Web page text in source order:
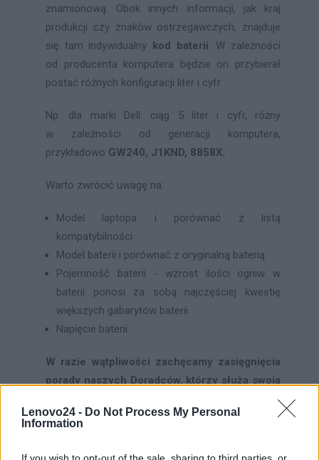
Lenovo24 - Do Not Process My Personal
Information
znamionową. Obok innych informacji, jak kraj
produkcji czy znaków ostrzegawczych, znajduje
się tam indywidualny
kod baterii. W zależności
od producenta komputera będzie on przybierał
postać różnych konfiguracji liter i cyfr.
Np. dla marki Dell : ciąg 5 liter i cyfr, różny
w zależności od generacji komputera,
przykładowo GW240, J1KND, 8858X;
Warto zwrócić uwagę na:
Model laptopa i porównać z listą
kompatybilności
Model baterii i porównać z oryginalną baterią
Pojemność baterii - wzrost ilości ogniw w
baterii ponosi za sobą najczęściej kwestię
większych gabarytów baterii
Napięcie baterii
W razie wątpliwości zachęcamy zasięgnięcia
porady naszych Doradców, którzy służą swoją
fachową wiedzą zarówno poprzez kontakt
telefoniczny jak i mailowy.